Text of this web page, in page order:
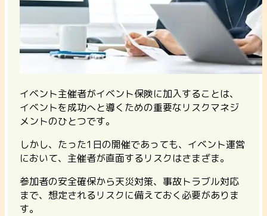
イベント主催者がイベント保険に加入することは、
イベントを成功へと導くための重要なリスクマネジ
メントのひとつです。
しかし、たった1日の開催であっても、イベント運営
において、主催者が直面するリスクはさまざま。
参加者の安全確保から天災対策、事故トラブル対応
まで、想定されるリスクに備えておく必要がありま
す。